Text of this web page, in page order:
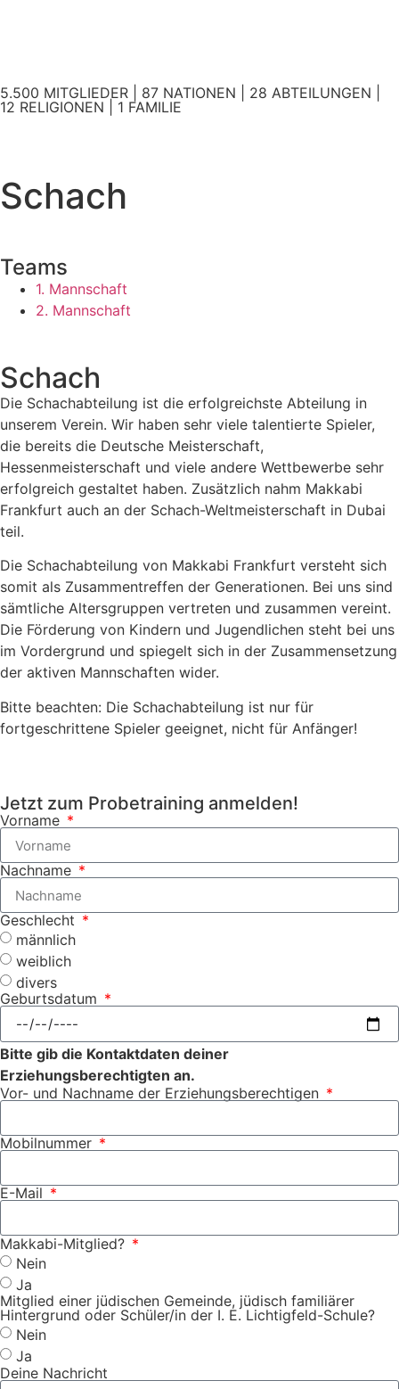
5.500 MITGLIEDER | 87 NATIONEN | 28 ABTEILUNGEN |
12 RELIGIONEN | 1 FAMILIE
Schach
Teams
1. Mannschaft
2. Mannschaft
Schach
Die Schachabteilung ist die erfolgreichste Abteilung in
unserem Verein. Wir haben sehr viele talentierte Spieler,
die bereits die Deutsche Meisterschaft,
Hessenmeisterschaft und viele andere Wettbewerbe sehr
erfolgreich gestaltet haben. Zusätzlich nahm Makkabi
Frankfurt auch an der Schach-Weltmeisterschaft in Dubai
teil.
Die Schachabteilung von Makkabi Frankfurt versteht sich
somit als Zusammentreffen der Generationen. Bei uns sind
sämtliche Altersgruppen vertreten und zusammen vereint.
Die Förderung von Kindern und Jugendlichen steht bei uns
im Vordergrund und spiegelt sich in der Zusammensetzung
der aktiven Mannschaften wider.
Bitte beachten: Die Schachabteilung ist nur für
fortgeschrittene Spieler geeignet, nicht für Anfänger!
Jetzt zum Probetraining anmelden!
Vorname
Nachname
Geschlecht
männlich
weiblich
divers
Geburtsdatum
Bitte gib die Kontaktdaten deiner
Erziehungsberechtigten an.
Vor- und Nachname der Erziehungsberechtigen
Mobilnummer
E-Mail
Makkabi-Mitglied?
Nein
Ja
Mitglied einer jüdischen Gemeinde, jüdisch familiärer
Hintergrund oder Schüler/in der I. E. Lichtigfeld-Schule?
Nein
Ja
Deine Nachricht